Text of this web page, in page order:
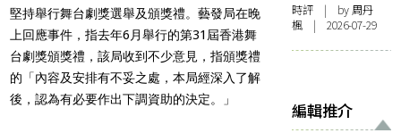
堅持舉行舞台劇獎選舉及頒獎禮。藝發局在晚
上回應事件，指去年6月舉行的第31屆香港舞
台劇獎頒獎禮，該局收到不少意見，指頒獎禮
的「內容及安排有不妥之處，本局經深入了解
後，認為有必要作出下調資助的決定。」
時評 | by周丹
楓 | 2026-07-29
編輯推介